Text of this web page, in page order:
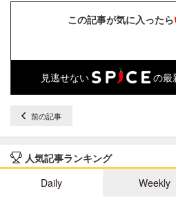
この記事が気に入ったら
見逃せない の最
前の記事
人気記事ランキング
Daily
Weekly